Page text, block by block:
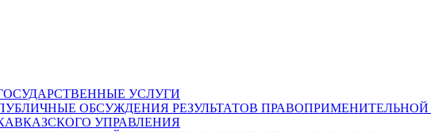
УСЛУГИ
ОБСУЖДЕНИЯ РЕЗУЛЬТАТОВ ПРАВОПРИМЕНИТЕЛЬНОЙ
УПРАВЛЕНИЯ